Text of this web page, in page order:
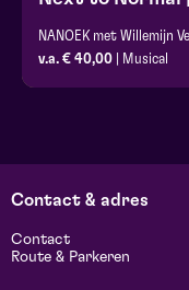
NANOEK met Willemijn
v.a. € 40,00 | Musical
Contact & adres
Contact
Route & Parkeren